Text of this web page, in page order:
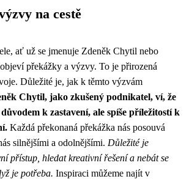
na cestě
ať už se jmenuje Zdeněk Chytil nebo
překážky a výzvy. To je přirozená
Důležité je, jak k těmto výzvám
Chytil, jako zkušený podnikatel, ví, že
k zastavení, ale spíše příležitostí k
Každá překonaná překážka nás posouvá
silnějšími a odolnějšími. Důležité je
přístup, hledat kreativní řešení a nebát se
je potřeba. Inspiraci můžeme najít v